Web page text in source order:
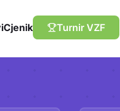
Cjenik Turnir VZF